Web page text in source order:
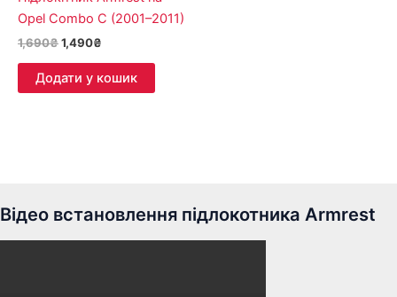
Opel Combo C (2001–2011)
1,690₴1,490₴
Додати у кошик
Відео встановлення підлокотника Armrest